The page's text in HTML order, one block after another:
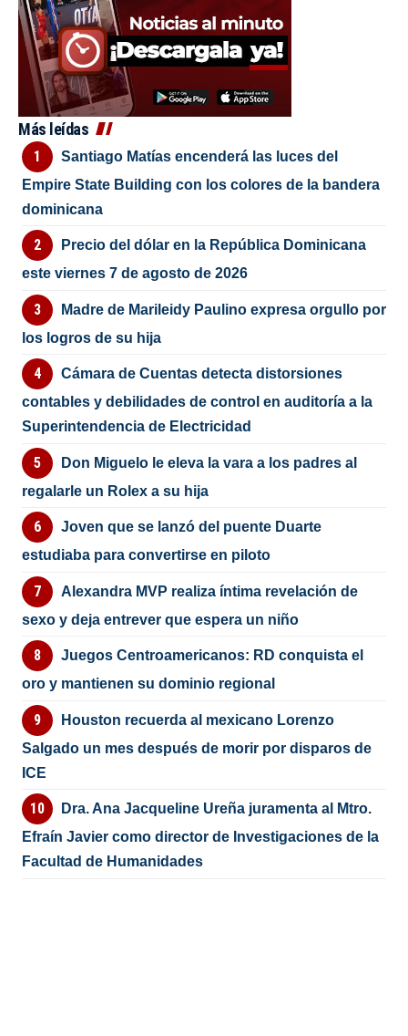
Más leídas
Santiago Matías encenderá las luces del
Empire State Building con los colores de la bandera
dominicana
Precio del dólar en la República Dominicana
este viernes 7 de agosto de 2026
Madre de Marileidy Paulino expresa orgullo por
los logros de su hija
Cámara de Cuentas detecta distorsiones
contables y debilidades de control en auditoría a la
Superintendencia de Electricidad
Don Miguelo le eleva la vara a los padres al
regalarle un Rolex a su hija
Joven que se lanzó del puente Duarte
estudiaba para convertirse en piloto
Alexandra MVP realiza íntima revelación de
sexo y deja entrever que espera un niño
Juegos Centroamericanos: RD conquista el
oro y mantienen su dominio regional
Houston recuerda al mexicano Lorenzo
Salgado un mes después de morir por disparos de
ICE
Dra. Ana Jacqueline Ureña juramenta al Mtro.
Efraín Javier como director de Investigaciones de la
Facultad de Humanidades